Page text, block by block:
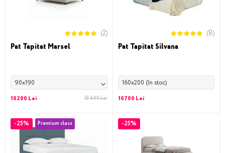
(2)
Pat Tapitat Marsel
90x190
10200 Lei 13 600 Lei
(8)
Pat Tapitat Silvana
160x200 (în stoc)
10700 Lei
-25% Premium class -25%